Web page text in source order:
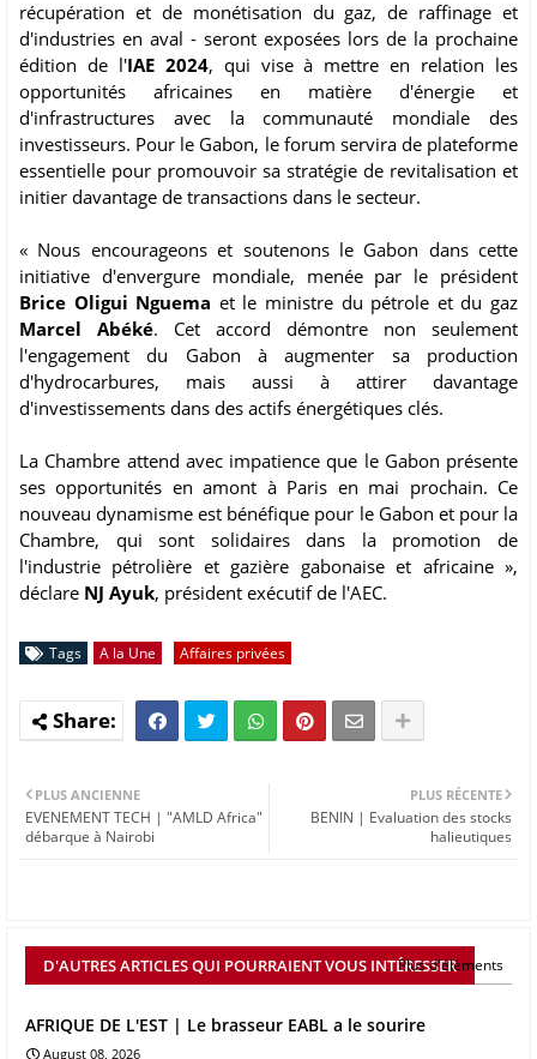
récupération et de monétisation du gaz, de raffinage et
d'industries en aval - seront exposées lors de la prochaine
édition de l'IAE 2024, qui vise à mettre en relation les
opportunités africaines en matière d'énergie et
d'infrastructures avec la communauté mondiale des
investisseurs. Pour le Gabon, le forum servira de plateforme
essentielle pour promouvoir sa stratégie de revitalisation et
initier davantage de transactions dans le secteur.
« Nous encourageons et soutenons le Gabon dans cette
initiative d'envergure mondiale, menée par le président
Brice Oligui Nguema et le ministre du pétrole et du gaz
Marcel Abéké. Cet accord démontre non seulement
l'engagement du Gabon à augmenter sa production
d'hydrocarbures, mais aussi à attirer davantage
d'investissements dans des actifs énergétiques clés.
La Chambre attend avec impatience que le Gabon présente
ses opportunités en amont à Paris en mai prochain. Ce
nouveau dynamisme est bénéfique pour le Gabon et pour la
Chambre, qui sont solidaires dans la promotion de
l'industrie pétrolière et gazière gabonaise et africaine »,
déclare NJ Ayuk, président exécutif de l'AEC.
Tags A la Une Affaires privées
PLUS RÉCENTE
BENIN | Evaluation des stocks
halieutiques
PLUS ANCIENNE
EVENEMENT TECH | "AMLD Africa"
débarque à Nairobi
D'AUTRES ARTICLES QUI POURRAIENT VOUS INTÉRESSER
Plus d'éléments
AFRIQUE DE L'EST | Le brasseur EABL a le sourire
August 08, 2026